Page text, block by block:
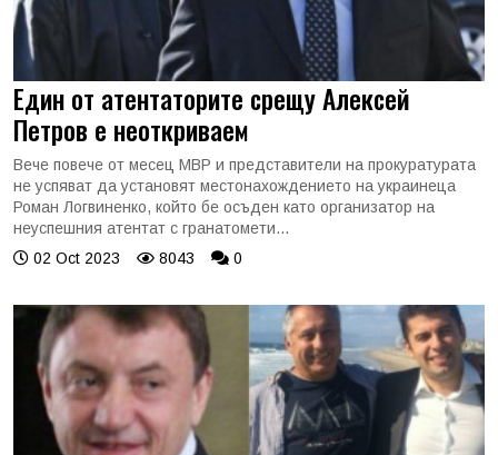
Един от атентаторите срещу Алексей
Петров е неоткриваем
Вече повече от месец МВР и представители на прокуратурата
не успяват да установят местонахождението на украинеца
Роман Логвиненко, който бе осъден като организатор на
неуспешния атентат с гранатомети...
02 Oct 2023
8043 0